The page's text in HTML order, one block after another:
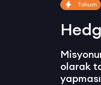
Tohum
olarak